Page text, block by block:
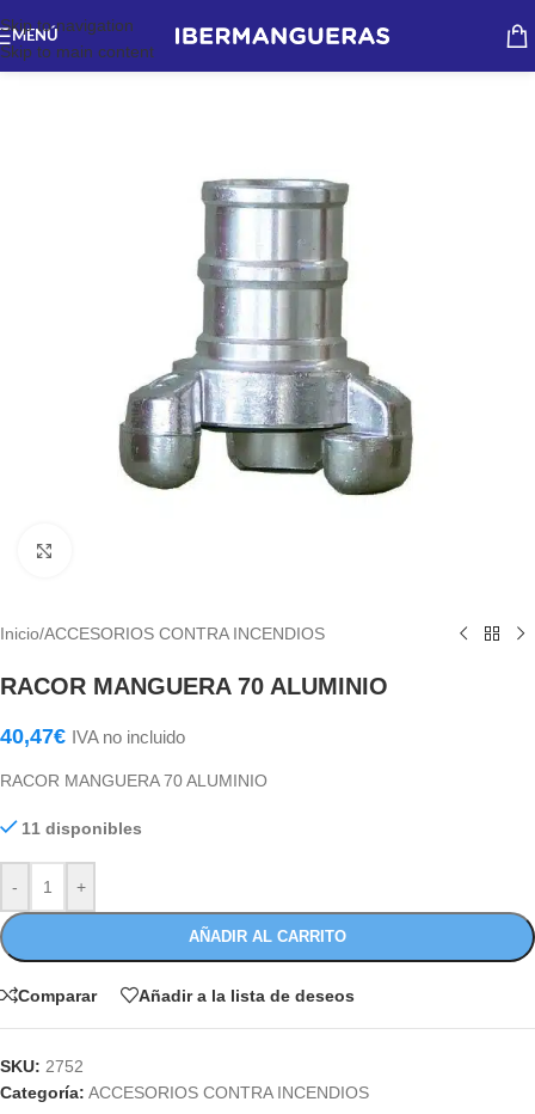
Skip to navigation
Skip to main content
MENÚ
Inicio/ACCESORIOS CONTRA INCENDIOS
RACOR MANGUERA 70 ALUMINIO
40,47€ IVA no incluido
RACOR MANGUERA 70 ALUMINIO
11 disponibles
- +
AÑADIR AL CARRITO
Comparar Añadir a la lista de deseos
SKU: 2752
Categoría: ACCESORIOS CONTRA INCENDIOS